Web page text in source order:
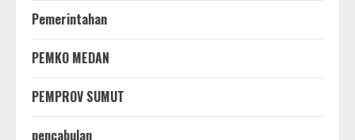
Pemerintahan
PEMKO MEDAN
PEMPROV SUMUT
pencabulan